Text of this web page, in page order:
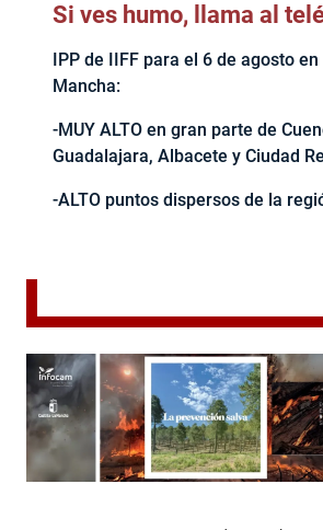
Si ves humo, llama al
IPP de IIFF para el 6 de agosto
Mancha:
-MUY ALTO en gran parte de
Guadalajara, Albacete y Ciudad
-ALTO puntos dispersos de la